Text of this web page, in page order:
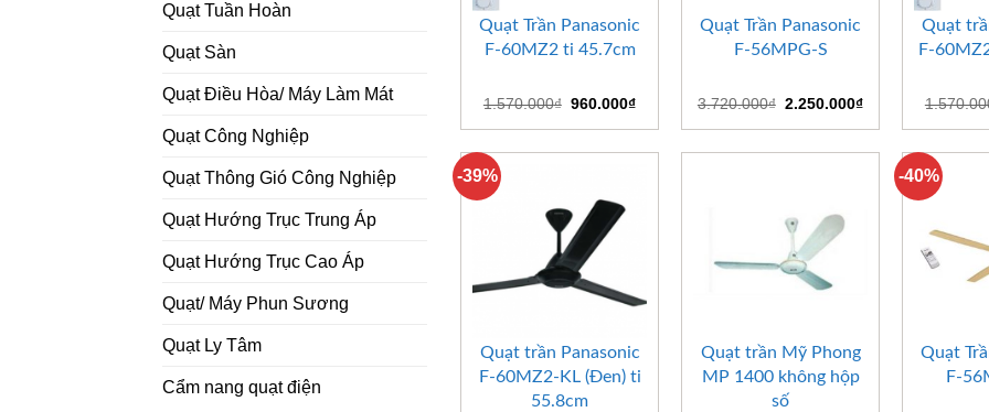
Quạt Tuần Hoàn
Quạt Sàn
Quạt Điều Hòa/ Máy Làm Mát
Quạt Công Nghiệp
Quạt Thông Gió Công Nghiệp
Quạt Hướng Trục Trung Áp
Quạt Hướng Trục Cao Áp
Quạt/ Máy Phun Sương
Quạt Ly Tâm
Cẩm nang quạt điện
Quạt Trần Panasonic
F-60MZ2 ti 45.7cm
1.570.000₫ Giá
là:
1.570.000₫.
960.000₫Giá
tại
là:
Quạt Trần Panasonic
F-56MPG-S
3.720.000₫ Giá
là:
3.720.000₫.
2.250.000₫Giá
tại
là:
2.250.000₫.
Quạt
F-
-39%
Quạt trần Panasonic
F-60MZ2-KL (Đen) ti
55.8cm
Quạt trần Mỹ Phong
MP 1400 không hộp
số
-40%
Quạt
F-